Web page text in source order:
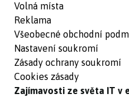
Volná místa
Reklama
Všeobecné obchodní
Nastavení soukromí
Zásady ochrany soukromí
Cookies zásady
Zajímavosti ze světa IT v